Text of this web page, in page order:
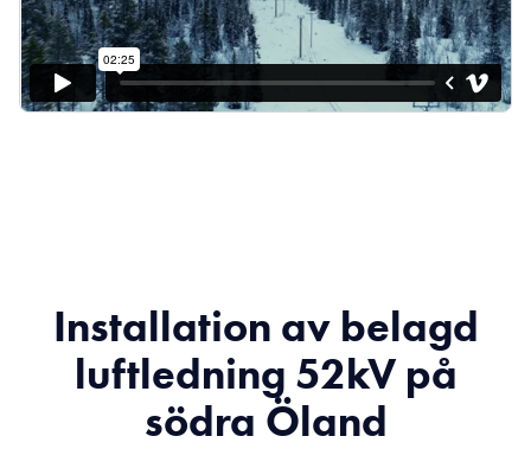
Installation av belagd
luftledning 52kV på
södra Öland